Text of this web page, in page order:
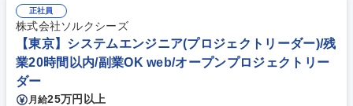
スト、コードレビュー） - 運用・保守（定例作業、機能改善、性能改善）
※ご対応いただく工程は基本設計～開発が中心です。ご経験を積まれた後
は、要件定義や技術提案などの上流工程にも幅を広げていただけます。 募
集職種 沖縄【SE】プライム100％/上流/月平均残業20h/年休120日/在宅勤
務可/WEB面接可
正社員
株式会社ソルクシーズ
【東京】システムエンジニア(プロジェクトリーダー)/残
業20時間以内/副業OK web/オープンプロジェクトリー
ダー
月給25万円以上